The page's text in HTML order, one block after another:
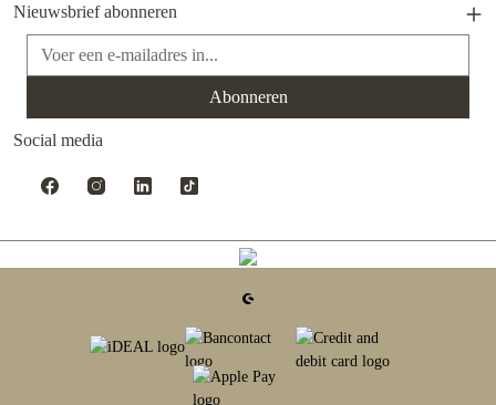
Nieuwsbrief abonneren
E-mailadres*
Abonneren
Social media